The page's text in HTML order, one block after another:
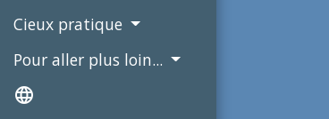
Cieux pratique
Pour aller plus loin...
language